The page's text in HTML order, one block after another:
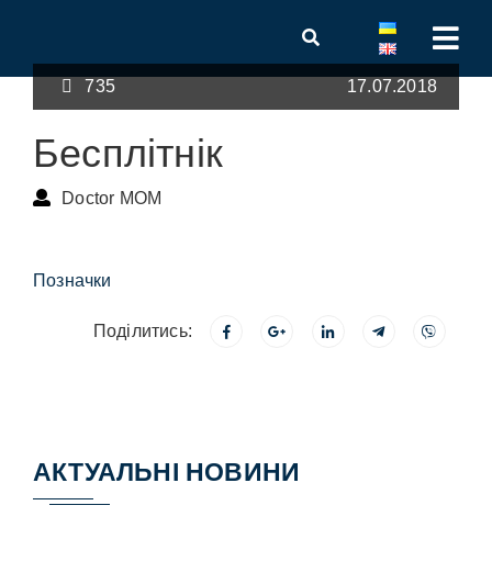
735 17.07.2018
Бесплітнік
Doctor MOM
Позначки
Поділитись:
АКТУАЛЬНІ НОВИНИ